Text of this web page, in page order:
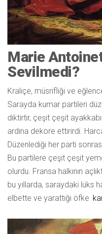
Marie
Sevilmedi?
Kraliçe, müsrifliği ve
Sarayda kumar partileri
diktirtir, çeşit çeşit ayakkabı
ardına dekore ettirirdi.
Düzenlediği her parti
Bu partilere çeşit çeşit
olurdu. Fransa halkının
bu yıllarda, saraydaki lüks
elbette ve yarattığı öfke